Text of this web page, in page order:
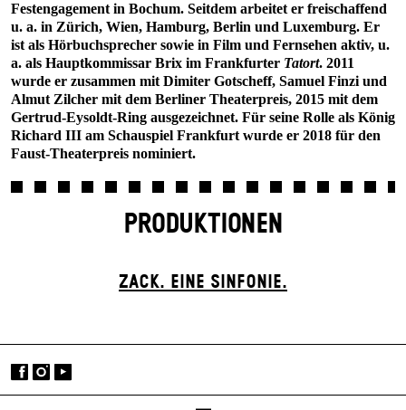
Festengagement in Bochum. Seitdem arbeitet er freischaffend
u. a. in Zürich, Wien, Hamburg, Berlin und Luxemburg. Er
ist als Hörbuchsprecher sowie in Film und Fernsehen aktiv, u.
a. als Hauptkommissar Brix im Frankfurter Tatort. 2011
wurde er zusammen mit Dimiter Gotscheff, Samuel Finzi und
Almut Zilcher mit dem Berliner Theaterpreis, 2015 mit dem
Gertrud-Eysoldt-Ring ausgezeichnet. Für seine Rolle als König
Richard III am Schauspiel Frankfurt wurde er 2018 für den
Faust-Theaterpreis nominiert.
PRODUKTIONEN
ZACK. EINE SINFONIE.